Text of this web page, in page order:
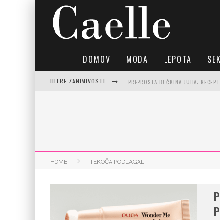
DOMOV MODA LEPOTA
HITRE ZANIMIVOSTI PREPROSTA BUČKINA JUHA:
HOME TEKOČA PODLAGAL